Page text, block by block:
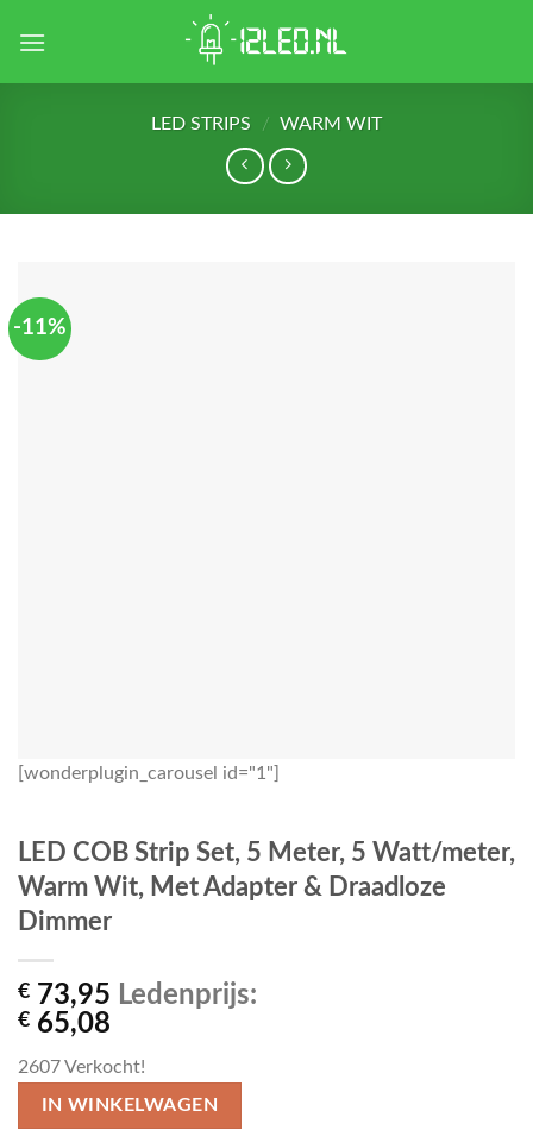
LED STRIPS / WARM WIT
-11%
[wonderplugin_carousel id="1"]
LED COB Strip Set, 5 Meter, 5 Watt/meter,
Warm Wit, Met Adapter & Draadloze
Dimmer
€ 73,95 Ledenprijs:
€ 65,08
2607Verkocht!
IN WINKELWAGEN